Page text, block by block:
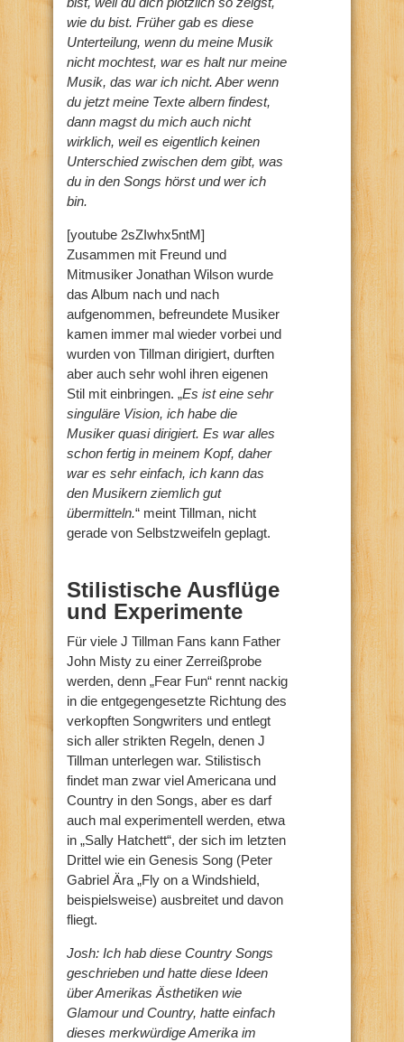
wie du bist. Früher gab es diese
Unterteilung, wenn du meine Musik
nicht mochtest, war es halt nur meine
Musik, das war ich nicht. Aber wenn
du jetzt meine Texte albern findest,
dann magst du mich auch nicht
wirklich, weil es eigentlich keinen
Unterschied zwischen dem gibt, was
du in den Songs hörst und wer ich
bin.
[youtube 2sZIwhx5ntM]
Zusammen mit Freund und
Mitmusiker Jonathan Wilson wurde
das Album nach und nach
aufgenommen, befreundete Musiker
kamen immer mal wieder vorbei und
wurden von Tillman dirigiert, durften
aber auch sehr wohl ihren eigenen
Stil mit einbringen. „Es ist eine sehr
singuläre Vision, ich habe die
Musiker quasi dirigiert. Es war alles
schon fertig in meinem Kopf, daher
war es sehr einfach, ich kann das
den Musikern ziemlich gut
übermitteln.“ meint Tillman, nicht
gerade von Selbstzweifeln geplagt.
Stilistische Ausflüge
und Experimente
Für viele J Tillman Fans kann Father
John Misty zu einer Zerreißprobe
werden, denn „Fear Fun“ rennt nackig
in die entgegengesetzte Richtung des
verkopften Songwriters und entlegt
sich aller strikten Regeln, denen J
Tillman unterlegen war. Stilistisch
findet man zwar viel Americana und
Country in den Songs, aber es darf
auch mal experimentell werden, etwa
in „Sally Hatchett“, der sich im letzten
Drittel wie ein Genesis Song (Peter
Gabriel Ära „Fly on a Windshield,
beispielsweise) ausbreitet und davon
fliegt.
Josh: Ich hab diese Country Songs
geschrieben und hatte diese Ideen
über Amerikas Ästhetiken wie
Glamour und Country, hatte einfach
dieses merkwürdige Amerika im